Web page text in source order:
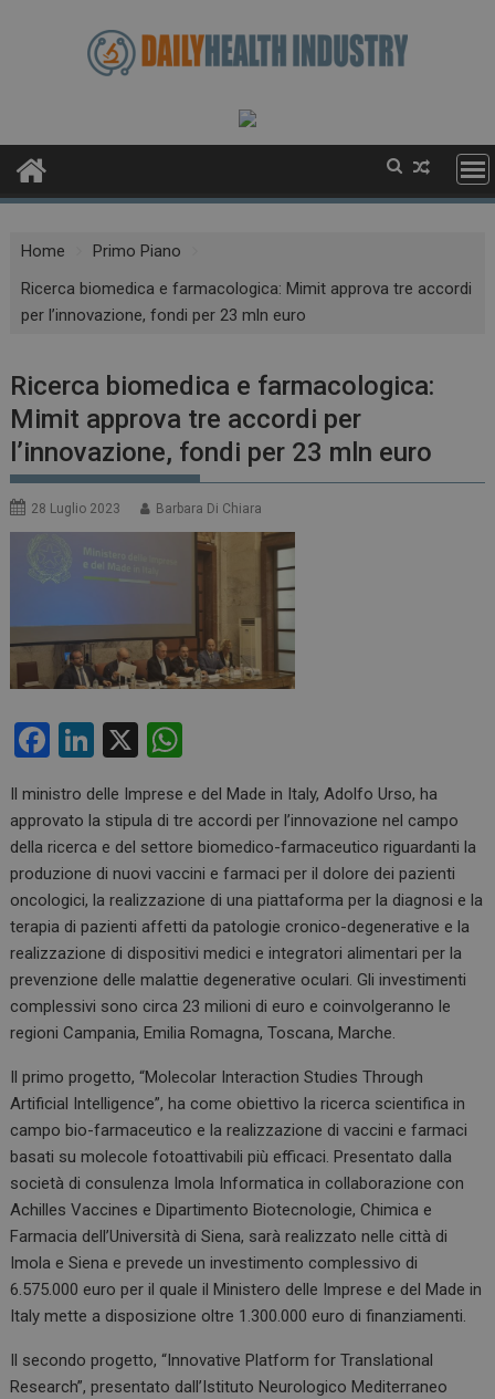
Home
Primo Piano
Ricerca biomedica e farmacologica: Mimit approva tre accordi
per l’innovazione, fondi per 23 mln euro
Ricerca biomedica e farmacologica:
Mimit approva tre accordi per
l’innovazione, fondi per 23 mln euro
28 Luglio 2023 Barbara Di Chiara
F
ce
b
o
o
k
Li
ke
dI
n
X
at
s
A
p
p
Il ministro delle Imprese e del Made in Italy, Adolfo Urso, ha
approvato la stipula di tre accordi per l’innovazione nel campo
della ricerca e del settore biomedico-farmaceutico riguardanti la
produzione di nuovi vaccini e farmaci per il dolore dei pazienti
oncologici, la realizzazione di una piattaforma per la diagnosi e la
terapia di pazienti affetti da patologie cronico-degenerative e la
realizzazione di dispositivi medici e integratori alimentari per la
prevenzione delle malattie degenerative oculari. Gli investimenti
complessivi sono circa 23 milioni di euro e coinvolgeranno le
regioni Campania, Emilia Romagna, Toscana, Marche.
Il primo progetto, “Molecolar Interaction Studies Through
Artificial Intelligence”, ha come obiettivo la ricerca scientifica in
campo bio-farmaceutico e la realizzazione di vaccini e farmaci
basati su molecole fotoattivabili più efficaci. Presentato dalla
società di consulenza Imola Informatica in collaborazione con
Achilles Vaccines e Dipartimento Biotecnologie, Chimica e
Farmacia dell’Università di Siena, sarà realizzato nelle città di
Imola e Siena e prevede un investimento complessivo di
6.575.000 euro per il quale il Ministero delle Imprese e del Made in
Italy mette a disposizione oltre 1.300.000 euro di finanziamenti.
Il secondo progetto, “Innovative Platform for Translational
Research”, presentato dall’Istituto Neurologico Mediterraneo